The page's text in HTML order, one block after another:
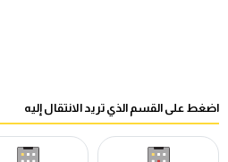
اضغط على القسم الذي تريد الانتقال إليه